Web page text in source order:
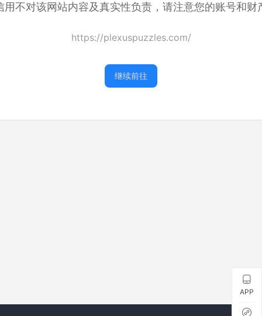
用不对该网站内容及真实性负责，请注意您的账号和财
https://plexuspuzzles.com/
继续前往
APP